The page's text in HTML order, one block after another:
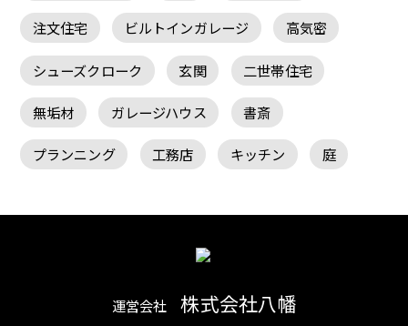
注文住宅 ビルトインガレージ 高気密
シューズクローク 玄関 二世帯住宅
無垢材 ガレージハウス 書斎
プランニング 工務店 キッチン 庭
運営会社 株式会社八幡